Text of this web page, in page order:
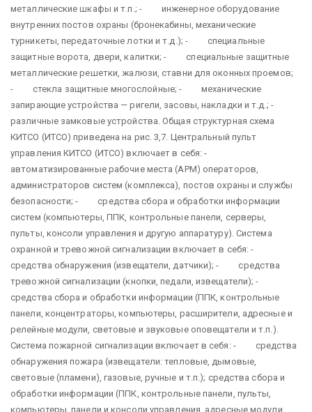
металлические шкафы и т.п.; - инженерное оборудование
внутренних постов охраны (бронекабины, механические
турникеты, передаточные лотки и т.д.); - специальные
защитные ворота, двери, калитки; - специальные защитные
металлические решетки, жалюзи, ставни для оконных проемов;
- стекла защитные многослойные; - механические
запирающие устройства — ригели, засовы, накладки и т.д.; -
различные замковые устройства. Общая структурная схема
КИТСО (ИТСО) приведена на рис. 3,7. Центральный пульт
управления КИТСО (ИТСО) включает в себя: -
автоматизированные рабочие места (АРМ) операторов,
администраторов систем (комплекса), постов охраны и службы
безопасности; - средства сбора и обработки информации
систем (компьютеры, ППК, контрольные панели, серверы,
пульты, консоли управления и другую аппаратуру). Система
охранной и тревожной сигнализации включает в себя: -
средства обнаружения (извещатели, датчики); - средства
тревожной сигнализации (кнопки, педали, извещатели); -
средства сбора и обработки информации (ППК, контрольные
панели, концентраторы, компьютеры, расширители, адресные и
релейные модули, световые и звуковые оповещатели и т.п.).
Система пожарной сигнализации включает в себя: - средства
обнаружения пожара (извещатели: тепловые, дымовые,
световые (пламени), газовые, ручные и т.п.); средства сбора и
обработки информации (ППК, контрольные панели, пульты,
компьютеры, панели и консоли управления, адресные модули,